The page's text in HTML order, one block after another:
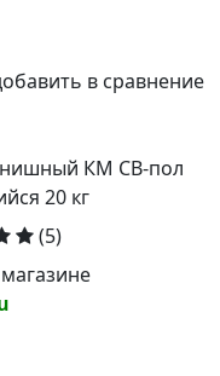
в сравнение
КМ СВ-пол
20 кг
(5)